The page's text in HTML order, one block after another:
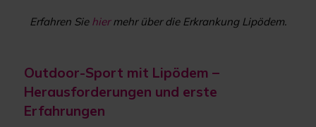
Erfahren Sie hiermehr über die Erkrankung Lipödem.
Outdoor-Sport mit Lipödem –
Herausforderungen und erste
Erfahrungen